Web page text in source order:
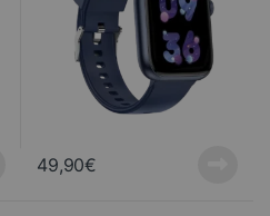
49,90€